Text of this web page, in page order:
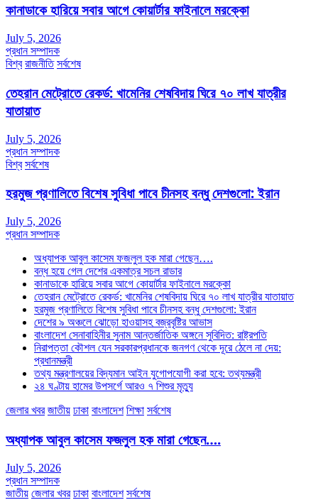
কানাডাকে হারিয়ে সবার আগে কোয়ার্টার ফাইনালে মরক্কো
July 5, 2026
প্রধান সম্পাদক
বিশ্ব রাজনীতি সর্বশেষ
তেহরান মেট্রোতে রেকর্ড: খামেনির শেষবিদায় ঘিরে ৭০ লাখ যাত্রীর
যাতায়াত
July 5, 2026
প্রধান সম্পাদক
বিশ্ব সর্বশেষ
হরমুজ প্রণালিতে বিশেষ সুবিধা পাবে চীনসহ বন্ধু দেশগুলো: ইরান
July 5, 2026
প্রধান সম্পাদক
অধ্যাপক আবুল কাসেম ফজলুল হক মারা গেছেন….
বন্ধ হয়ে গেল দেশের একমাত্র সচল রাডার
কানাডাকে হারিয়ে সবার আগে কোয়ার্টার ফাইনালে মরক্কো
তেহরান মেট্রোতে রেকর্ড: খামেনির শেষবিদায় ঘিরে ৭০ লাখ যাত্রীর যাতায়াত
হরমুজ প্রণালিতে বিশেষ সুবিধা পাবে চীনসহ বন্ধু দেশগুলো: ইরান
দেশের ৯ অঞ্চলে ঝোড়ো হাওয়াসহ বজ্রবৃষ্টির আভাস
বাংলাদেশ সেনাবাহিনীর সুনাম আন্তর্জাতিক অঙ্গনে সুবিদিত: রাষ্ট্রপতি
নিরাপত্তা কৌশল যেন সরকারপ্রধানকে জনগণ থেকে দূরে ঠেলে না দেয়:
প্রধানমন্ত্রী
তথ্য মন্ত্রণালয়ের বিদ্যমান আইন যুগোপযোগী করা হবে: তথ্যমন্ত্রী
২৪ ঘণ্টায় হামের উপসর্গে আরও ৭ শিশুর মৃত্যু
জেলার খবর জাতীয় ঢাকা বাংলাদেশ শিক্ষা সর্বশেষ
অধ্যাপক আবুল কাসেম ফজলুল হক মারা গেছেন….
July 5, 2026
প্রধান সম্পাদক
জাতীয় জেলার খবর ঢাকা বাংলাদেশ সর্বশেষ